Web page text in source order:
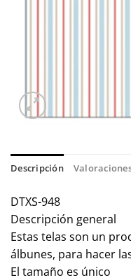
Descripción
DTXS-948
Descripción general
Estas telas son un
álbunes, para hacer
El tamaño es único